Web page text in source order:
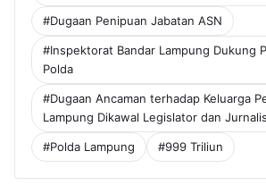
#Dugaan Penipuan Jabatan ASN
#Inspektorat Bandar Lampung Dukung
Polda
#Dugaan Ancaman terhadap Keluarga
Lampung Dikawal Legislator dan Jurnalis
#Polda Lampung #999 Triliun